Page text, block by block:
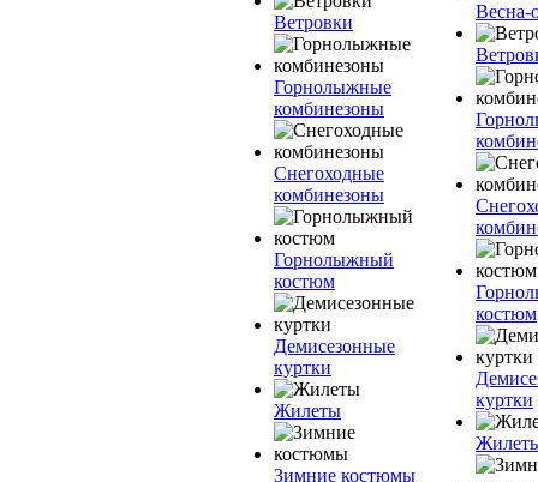
Ветровки
Горнолыжные
комбинезоны
Снегоходные
комбинезоны
Горнолыжный
костюм
Демисезонные
куртки
Жилеты
Зимние костюмы
Весна-
костюм
куртки